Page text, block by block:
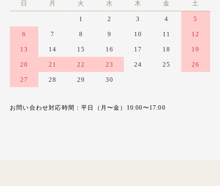
日 月 火 水 木 金 土
1 2 3 4 5
6 7 8 9 10 11 12
13 14 15 16 17 18 19
20 21 22 23 24 25 26
27 28 29 30
お問い合わせ対応時間：平日（月〜金）10:00〜17:00